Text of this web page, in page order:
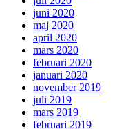
juni 2020
maj 2020
april 2020
mars 2020
februari 2020
januari 2020
november 2019
juli 2019
mars 2019
februari 2019